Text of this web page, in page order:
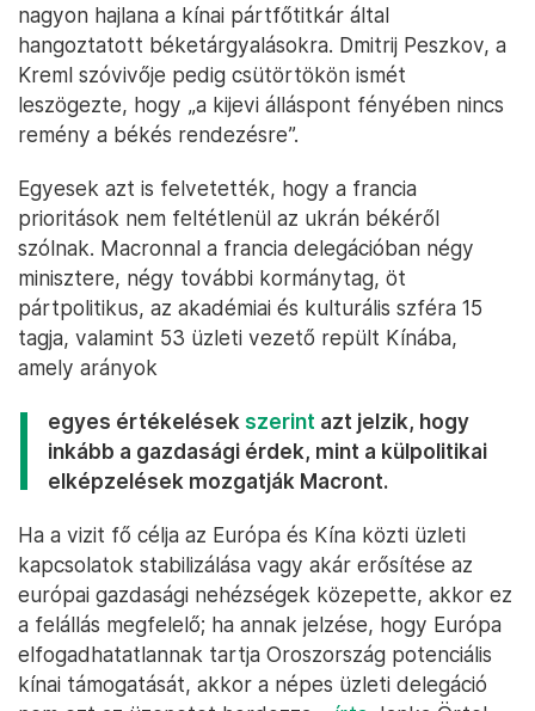
nagyon hajlana a kínai pártfőtitkár által
hangoztatott béketárgyalásokra. Dmitrij Peszkov, a
Kreml szóvivője pedig csütörtökön ismét
leszögezte, hogy „a kijevi álláspont fényében nincs
remény a békés rendezésre”.
Egyesek azt is felvetették, hogy a francia
prioritások nem feltétlenül az ukrán békéről
szólnak. Macronnal a francia delegációban négy
minisztere, négy további kormánytag, öt
pártpolitikus, az akadémiai és kulturális szféra 15
tagja, valamint 53 üzleti vezető repült Kínába,
amely arányok
egyes értékelések szerint azt jelzik, hogy
inkább a gazdasági érdek, mint a külpolitikai
elképzelések mozgatják Macront.
Ha a vizit fő célja az Európa és Kína közti üzleti
kapcsolatok stabilizálása vagy akár erősítése az
európai gazdasági nehézségek közepette, akkor ez
a felállás megfelelő; ha annak jelzése, hogy Európa
elfogadhatatlannak tartja Oroszország potenciális
kínai támogatását, akkor a népes üzleti delegáció